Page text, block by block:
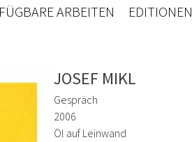
ARBEITEN EDITIONEN
JOSEF MIKL
Gespräch
2006
Öl auf Leinwand